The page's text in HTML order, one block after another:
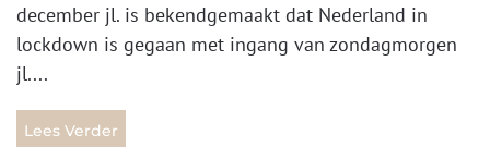
december jl. is bekendgemaakt dat Nederland in
lockdown is gegaan met ingang van zondagmorgen
jl....
Lees Verder